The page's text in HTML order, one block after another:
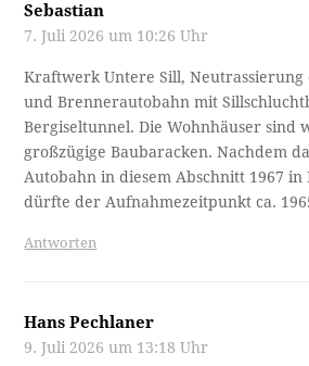
Sebastian
7. Juli 2026 um 10:26 Uhr
Kraftwerk Untere Sill, Neutrassierung
und Brennerautobahn mit
Bergiseltunnel. Die Wohnhäuser sind
großzügige Baubaracken. Nachdem
Autobahn in diesem Abschnitt 1967 in
dürfte der Aufnahmezeitpunkt ca.
Antworten
Hans Pechlaner
9. Juli 2026 um 13:18 Uhr